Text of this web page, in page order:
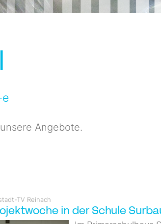
Angebote.
TV Reinach
in der Schule